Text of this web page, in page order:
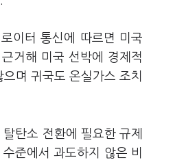
이터 통신에 따르면 미국
거해 미국 선박에 경제적
며 귀국도 온실가스 조치
탄소 전환에 필요한 규제
준에서 과도하지 않은 비